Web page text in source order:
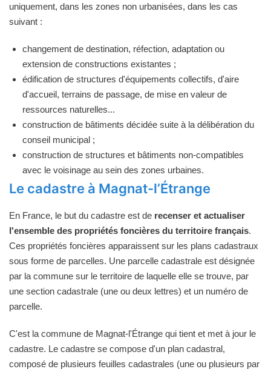
uniquement, dans les zones non urbanisées, dans les cas
suivant :
changement de destination, réfection, adaptation ou
extension de constructions existantes ;
édification de structures d'équipements collectifs, d'aire
d'accueil, terrains de passage, de mise en valeur de
ressources naturelles...
construction de bâtiments décidée suite à la délibération du
conseil municipal ;
construction de structures et bâtiments non-compatibles
avec le voisinage au sein des zones urbaines.
Le cadastre à Magnat-l’Étrange
En France, le but du cadastre est de recenser et actualiser
l'ensemble des propriétés foncières du territoire français.
Ces propriétés foncières apparaissent sur les plans cadastraux
sous forme de parcelles. Une parcelle cadastrale est désignée
par la commune sur le territoire de laquelle elle se trouve, par
une section cadastrale (une ou deux lettres) et un numéro de
parcelle.
C'est la commune de Magnat-l'Étrange qui tient et met à jour le
cadastre. Le cadastre se compose d'un plan cadastral,
composé de plusieurs feuilles cadastrales (une ou plusieurs par